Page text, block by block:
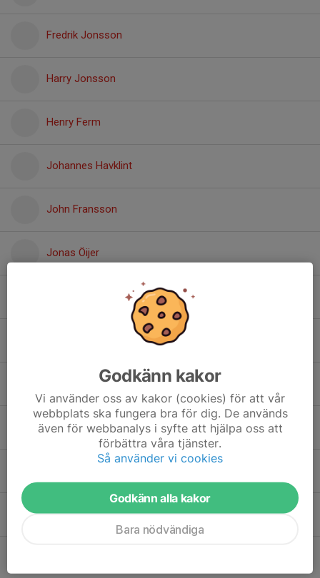
Fredrik Jonsson
Harry Jonsson
Henry Ferm
Johannes Havklint
John Fransson
Jonas Öijer
Jonatan Larsson
Kian Rondahl
Kim ten Siethoff
Li Hammarström
Godkänn kakor
Vi använder oss av kakor (cookies) för att vår
webbplats ska fungera bra för dig. De används
även för webbanalys i syfte att hjälpa oss att
förbättra våra tjänster.
Så använder vi cookies
Godkänn alla kakor
Bara nödvändiga